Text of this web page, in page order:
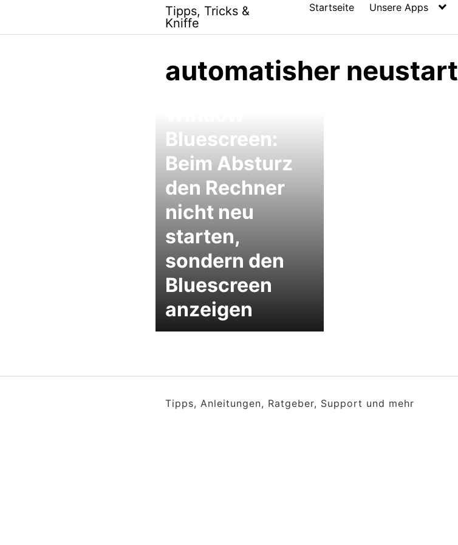
content
Tipps, Tricks &
Kniffe
Startseite Unsere Apps
automatisher neustart
Bluescreen:
Beim Absturz
den Rechner
nicht neu
starten,
sondern den
Bluescreen
anzeigen
Tipps, Anleitungen, Ratgeber, Support und mehr